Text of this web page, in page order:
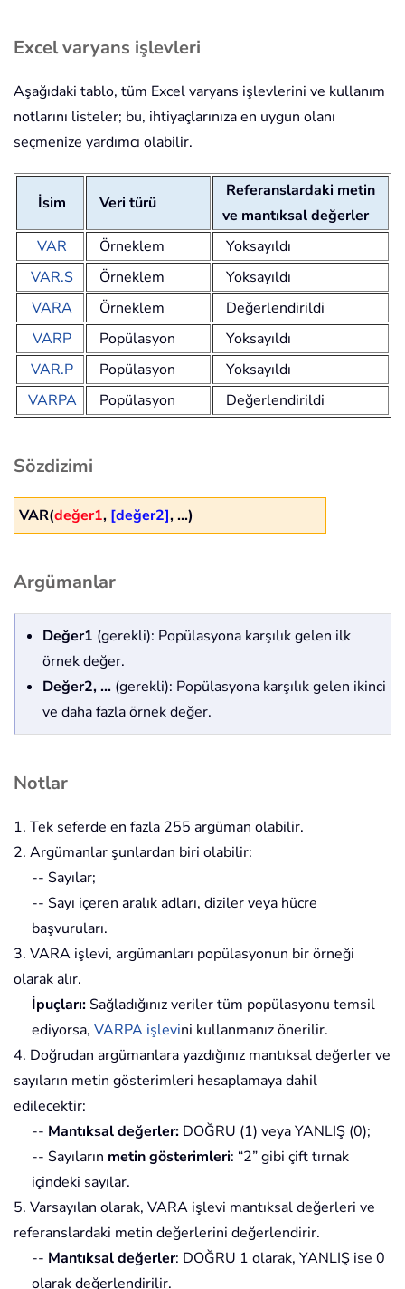
Excel varyans işlevleri
Aşağıdaki tablo, tüm Excel varyans işlevlerini ve kullanım
notlarını listeler; bu, ihtiyaçlarınıza en uygun olanı
seçmenize yardımcı olabilir.
İsim Veri türü
Referanslardaki metin
ve mantıksal değerler
VAR
Örneklem
Yoksayıldı
VAR.S
Örneklem
Yoksayıldı
VARA
Örneklem
Değerlendirildi
VARP
Popülasyon
Yoksayıldı
VAR.P
Popülasyon
Yoksayıldı
VARPA
Popülasyon Değerlendirildi
Sözdizimi
VAR(değer1, [değer2], ...)
Argümanlar
Değer1 (gerekli): Popülasyona karşılık gelen ilk
örnek değer.
Değer2, ... (gerekli): Popülasyona karşılık gelen ikinci
ve daha fazla örnek değer.
Notlar
1. Tek seferde en fazla 255 argüman olabilir.
2. Argümanlar şunlardan biri olabilir:
-- Sayılar;
-- Sayı içeren aralık adları, diziler veya hücre
başvuruları.
3. VARA işlevi, argümanları popülasyonun bir örneği
olarak alır.
İpuçları: Sağladığınız veriler tüm popülasyonu temsil
ediyorsa, VARPA işlevini kullanmanız önerilir.
4. Doğrudan argümanlara yazdığınız mantıksal değerler ve
sayıların metin gösterimleri hesaplamaya dahil
edilecektir:
-- Mantıksal değerler: DOĞRU (1) veya YANLIŞ (0);
-- Sayıların metin gösterimleri: “2” gibi çift tırnak
içindeki sayılar.
5. Varsayılan olarak, VARA işlevi mantıksal değerleri ve
referanslardaki metin değerlerini değerlendirir.
-- Mantıksal değerler: DOĞRU 1 olarak, YANLIŞ ise 0
olarak değerlendirilir.